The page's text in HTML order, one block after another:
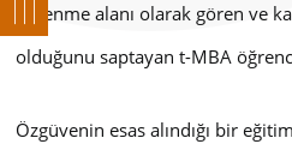
öğrenme alanı olarak gören ve
olduğunu saptayan t-MBA
Özgüvenin esas alındığı bir